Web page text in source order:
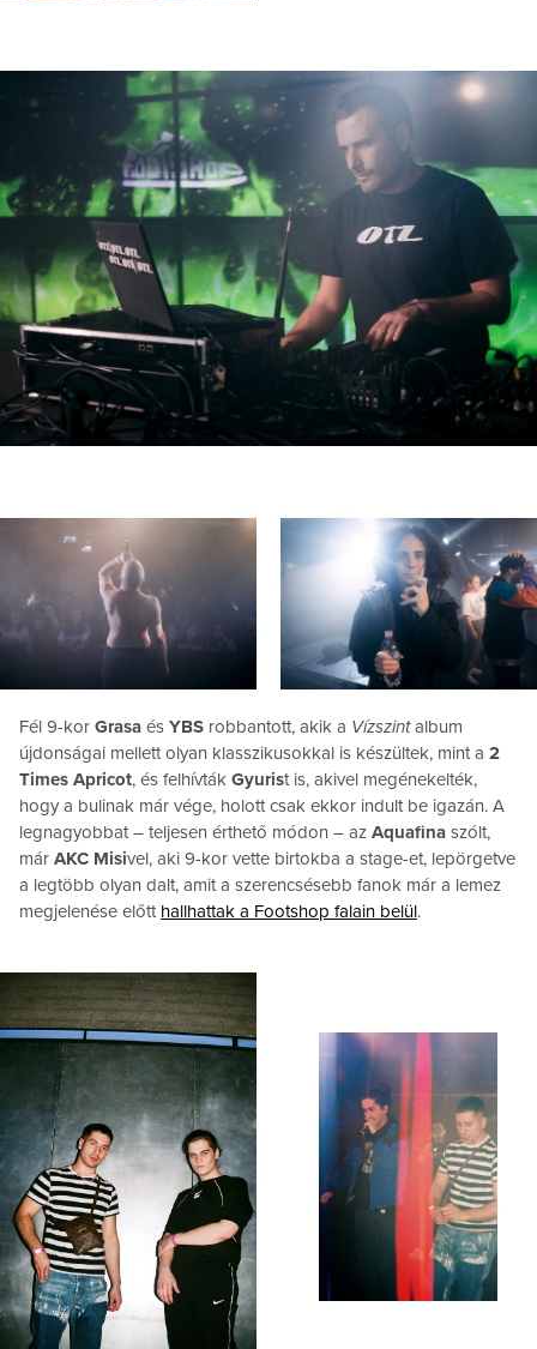
Fél 9-kor Grasa és YBS robbantott, akik a Vízszintalbum
újdonságai mellett olyan klasszikusokkal is készültek, mint a 2
Times Apricot, és felhívták Gyurist is, akivel megénekelték,
hogy a bulinak már vége, holott csak ekkor indult be igazán. A
legnagyobbat – teljesen érthető módon – az Aquafina szólt,
már AKC Misivel, aki 9-kor vette birtokba a stage-et, lepörgetve
a legtöbb olyan dalt, amit a szerencsésebb fanok már a lemez
megjelenése előtt hallhattak a Footshop falain belül.